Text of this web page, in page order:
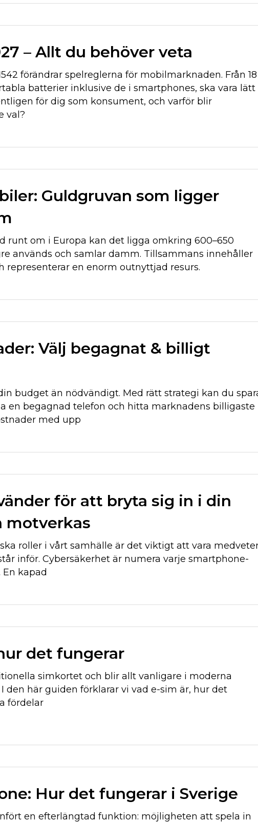
– Allt du behöver veta
förändrar spelreglerna för mobilmarknaden. Från 18
batterier inklusive de i smartphones, ska vara lätt
för dig som konsument, och varför blir
val?
Guldgruvan som ligger
runt om i Europa kan det ligga omkring 600–650
används och samlar damm. Tillsammans innehåller
en enorm outnyttjad resurs.
Välj begagnat & billigt
budget än nödvändigt. Med rätt strategi kan du
en begagnad telefon och hitta marknadens billigaste
med upp
för att bryta sig in i din
motverkas
roller i vårt samhälle är det viktigt att vara
inför. Cybersäkerhet är numera varje smartphone-
kapad
det fungerar
simkortet och blir allt vanligare i moderna
den här guiden förklarar vi vad e-sim är, hur det
fördelar
Hur det fungerar i Sverige
en efterlängtad funktion: möjligheten att spela in